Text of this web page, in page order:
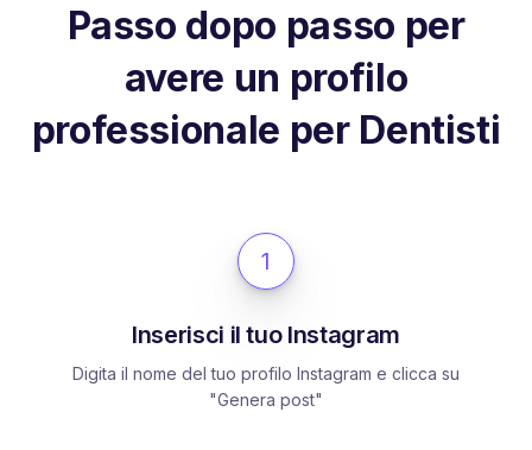
Passo dopo passo per
avere un profilo
professionale per Dentisti
1
Inserisci il tuo Instagram
Digita il nome del tuo profilo Instagram e clicca su
"Genera post"